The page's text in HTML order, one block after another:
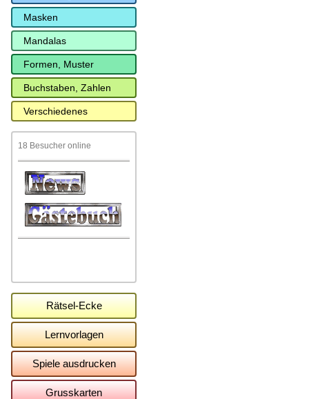
Masken
Mandalas
Formen, Muster
Buchstaben, Zahlen
Verschiedenes
18 Besucher online
Rätsel-Ecke
Lernvorlagen
Spiele ausdrucken
Grusskarten